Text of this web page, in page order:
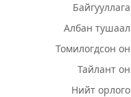
Байгууллага
Албан тушаал
Томилогдсон он
Тайлант он
Нийт орлого